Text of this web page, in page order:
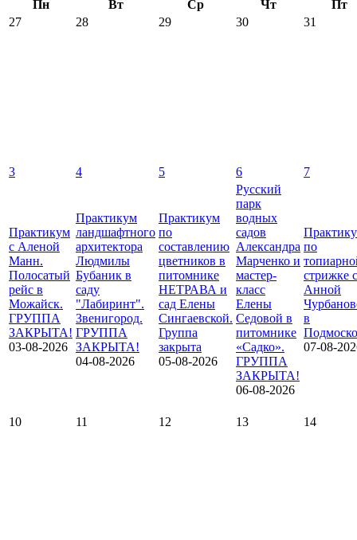
Пн Вт Ср Чт
Пт
27
28 29 30 31
3 4 5 6 7
Практикум
с Аленой
Манн.
Полосатый
рейс в
Можайск.
ГРУППА
ЗАКРЫТА!
03-08-2026
Практикум
ландшафтного
архитектора
Людмилы
Бубаник в
саду
"Лабиринт".
Звенигород.
ГРУППА
ЗАКРЫТА!
04-08-2026
Практикум
по
составлению
цветников в
питомнике
НЕТРАВА и
сад Елены
Сингаевской.
Группа
закрыта
05-08-2026
Русский
парк
водных
садов
Александра
Марченко и
мастер-
класс
Елены
Седовой в
питомнике
«Садко».
ГРУППА
ЗАКРЫТА!
06-08-2026
по
стрижке с
Анной
в
07-08-
10 11 12 13 14